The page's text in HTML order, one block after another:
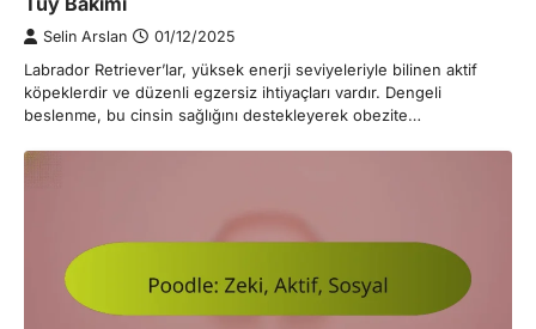
Selin Arslan 01/12/2025
Labrador Retriever’lar, yüksek enerji seviyeleriyle bilinen aktif
köpeklerdir ve düzenli egzersiz ihtiyaçları vardır. Dengeli
beslenme, bu cinsin sağlığını destekleyerek obezite…